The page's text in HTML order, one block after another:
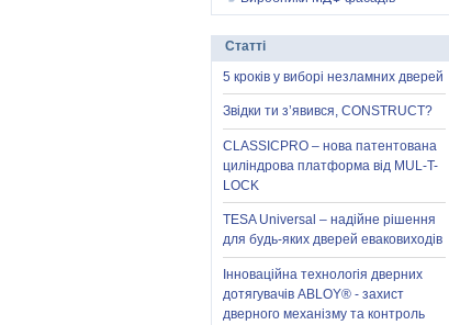
Статті
5 кроків у виборі незламних дверей
Звідки ти з’явився, CONSTRUCT?
CLASSICPRO – нова патентована
циліндрова платформа від MUL-T-
LOCK
TESA Universal – надійне рішення
для будь-яких дверей еваковиходів
Інноваційна технологія дверних
дотягувачів ABLOY® - захист
дверного механізму та контроль